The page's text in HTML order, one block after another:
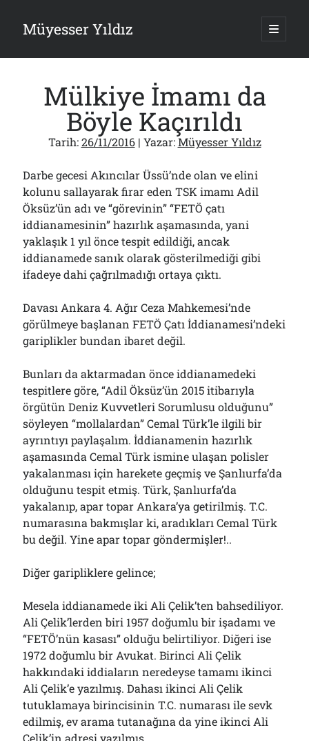
Müyesser Yıldız ana
Yan
Menü
PKK Yasası 15 Ağustos’a mı Yetiştirilecek?!
10/08/2026
Asırlık Devlete Bir Haftada Yeni Gömlek Biçilecek Öyle mi?!..
Gazi’den Milletvekillerine Kurşun Gibi Sözler!..
07/08/2026
Türkiye 2.0’a Gidiş!..
05/08/2026
03/08/2026
Arşivler
Mülkiye İmamı da
Böyle Kaçırıldı
Tarih:26/11/2016| Yazar:Müyesser Yıldız
Darbe gecesi Akıncılar Üssü’nde olan ve elini
kolunu sallayarak firar eden TSK imamı Adil
Öksüz’ün adı ve “görevinin” “FETÖ çatı
iddianamesinin” hazırlık aşamasında, yani
yaklaşık 1 yıl önce tespit edildiği, ancak
iddianamede sanık olarak gösterilmediği gibi
ifadeye dahi çağrılmadığı ortaya çıktı.
Davası Ankara 4. Ağır Ceza Mahkemesi’nde
görülmeye başlanan FETÖ Çatı İddianamesi’ndeki
gariplikler bundan ibaret değil.
Bunları da aktarmadan önce iddianamedeki
tespitlere göre, “Adil Öksüz’ün 2015 itibarıyla
örgütün Deniz Kuvvetleri Sorumlusu olduğunu”
söyleyen “mollalardan” Cemal Türk’le ilgili bir
ayrıntıyı paylaşalım. İddianamenin hazırlık
aşamasında Cemal Türk ismine ulaşan polisler
yakalanması için harekete geçmiş ve Şanlıurfa’da
olduğunu tespit etmiş. Türk, Şanlıurfa’da
yakalanıp, apar topar Ankara’ya getirilmiş. T.C.
numarasına bakmışlar ki, aradıkları Cemal Türk
bu değil. Yine apar topar göndermişler!..
Diğer garipliklere gelince;
Mesela iddianamede iki Ali Çelik’ten bahsediliyor.
Ali Çelik’lerden biri 1957 doğumlu bir işadamı ve
“FETÖ’nün kasası” olduğu belirtiliyor. Diğeri ise
1972 doğumlu bir Avukat. Birinci Ali Çelik
hakkındaki iddiaların neredeyse tamamı ikinci
Ali Çelik’e yazılmış. Dahası ikinci Ali Çelik
tutuklamaya birincisinin T.C. numarası ile sevk
edilmiş, ev arama tutanağına da yine ikinci Ali
Çelik’in adresi yazılmış.